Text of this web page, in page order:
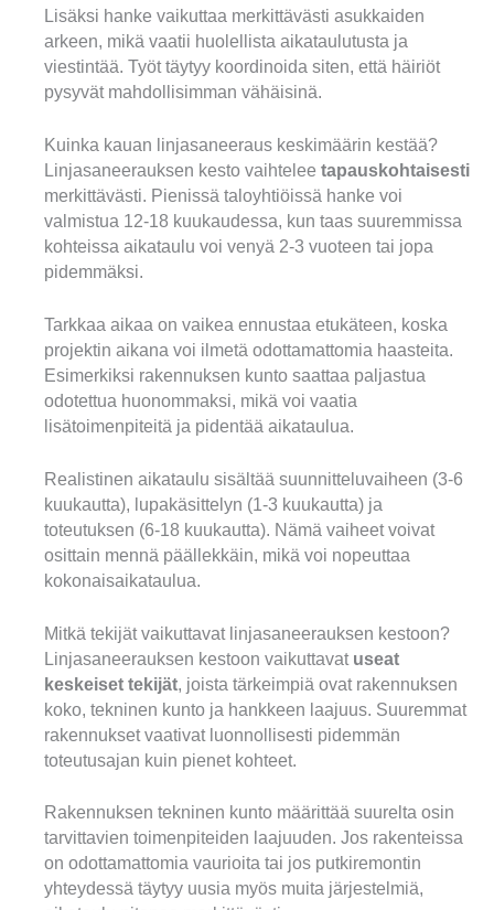
Lisäksi hanke vaikuttaa merkittävästi asukkaiden
arkeen, mikä vaatii huolellista aikataulutusta ja
viestintää. Työt täytyy koordinoida siten, että häiriöt
pysyvät mahdollisimman vähäisinä.
Kuinka kauan linjasaneeraus keskimäärin kestää?
Linjasaneerauksen kesto vaihtelee tapauskohtaisesti
merkittävästi. Pienissä taloyhtiöissä hanke voi
valmistua 12-18 kuukaudessa, kun taas suuremmissa
kohteissa aikataulu voi venyä 2-3 vuoteen tai jopa
pidemmäksi.
Tarkkaa aikaa on vaikea ennustaa etukäteen, koska
projektin aikana voi ilmetä odottamattomia haasteita.
Esimerkiksi rakennuksen kunto saattaa paljastua
odotettua huonommaksi, mikä voi vaatia
lisätoimenpiteitä ja pidentää aikataulua.
Realistinen aikataulu sisältää suunnitteluvaiheen (3-6
kuukautta), lupakäsittelyn (1-3 kuukautta) ja
toteutuksen (6-18 kuukautta). Nämä vaiheet voivat
osittain mennä päällekkäin, mikä voi nopeuttaa
kokonaisaikataulua.
Mitkä tekijät vaikuttavat linjasaneerauksen kestoon?
Linjasaneerauksen kestoon vaikuttavat useat
keskeiset tekijät, joista tärkeimpiä ovat rakennuksen
koko, tekninen kunto ja hankkeen laajuus. Suuremmat
rakennukset vaativat luonnollisesti pidemmän
toteutusajan kuin pienet kohteet.
Rakennuksen tekninen kunto määrittää suurelta osin
tarvittavien toimenpiteiden laajuuden. Jos rakenteissa
on odottamattomia vaurioita tai jos putkiremontin
yhteydessä täytyy uusia myös muita järjestelmiä,